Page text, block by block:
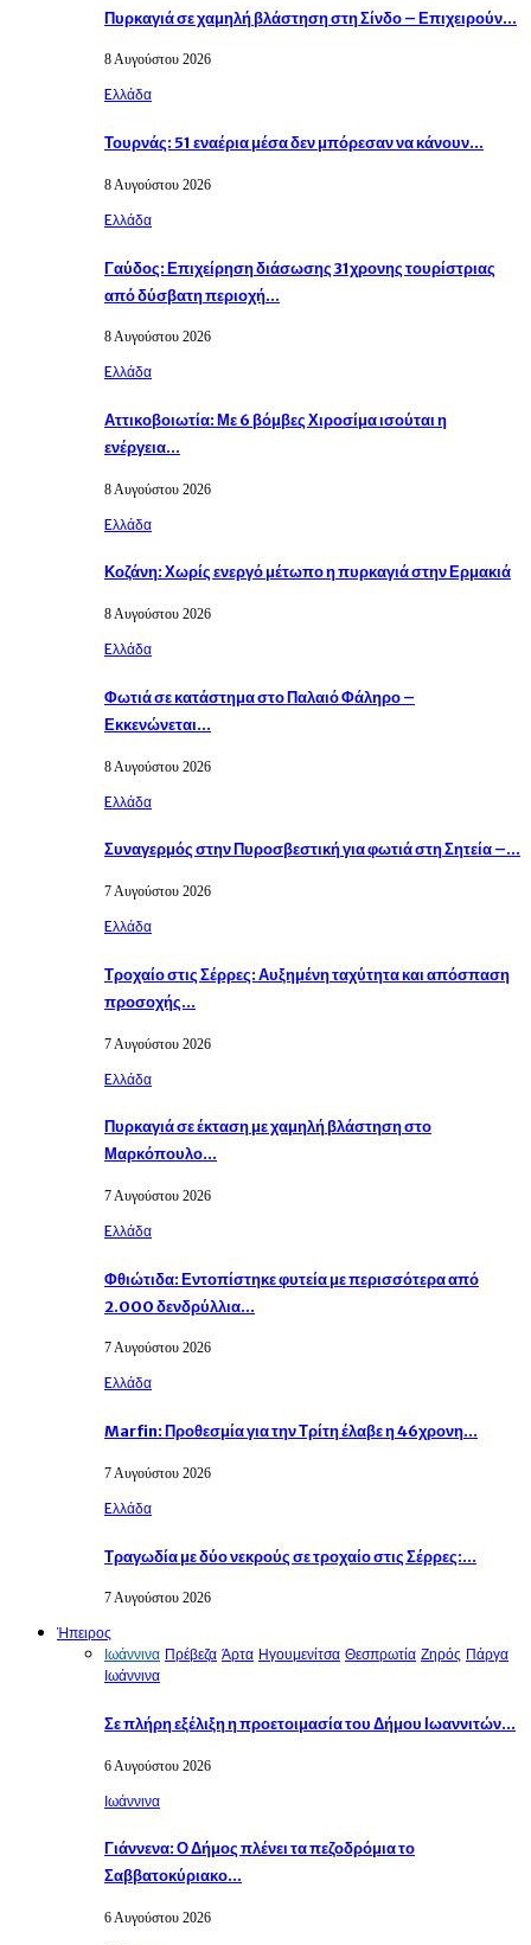
Πυρκαγιά σε χαμηλή βλάστηση στη Σίνδο – Επιχειρούν…
8 Αυγούστου 2026
Eλλάδα
Τουρνάς: 51 εναέρια μέσα δεν μπόρεσαν να κάνουν…
8 Αυγούστου 2026
Eλλάδα
Γαύδος: Επιχείρηση διάσωσης 31χρονης τουρίστριας
από δύσβατη περιοχή…
8 Αυγούστου 2026
Eλλάδα
Αττικοβοιωτία: Με 6 βόμβες Χιροσίμα ισούται η
ενέργεια…
8 Αυγούστου 2026
Eλλάδα
Κοζάνη: Χωρίς ενεργό μέτωπο η πυρκαγιά στην Ερμακιά
8 Αυγούστου 2026
Eλλάδα
Φωτιά σε κατάστημα στο Παλαιό Φάληρο –
Εκκενώνεται…
8 Αυγούστου 2026
Eλλάδα
Συναγερμός στην Πυροσβεστική για φωτιά στη Σητεία –…
7 Αυγούστου 2026
Eλλάδα
Τροχαίο στις Σέρρες: Αυξημένη ταχύτητα και απόσπαση
προσοχής…
7 Αυγούστου 2026
Eλλάδα
Πυρκαγιά σε έκταση με χαμηλή βλάστηση στο
Μαρκόπουλο…
7 Αυγούστου 2026
Eλλάδα
Φθιώτιδα: Εντοπίστηκε φυτεία με περισσότερα από
2.000 δενδρύλλια…
7 Αυγούστου 2026
Eλλάδα
Marfin: Προθεσμία για την Τρίτη έλαβε η 46χρονη…
7 Αυγούστου 2026
Eλλάδα
Τραγωδία με δύο νεκρούς σε τροχαίο στις Σέρρες:…
7 Αυγούστου 2026
Ήπειρος
Ιωάννινα Πρέβεζα Άρτα Ηγουμενίτσα Θεσπρωτία Ζηρός Πάργα
Ιωάννινα
Σε πλήρη εξέλιξη η προετοιμασία του Δήμου Ιωαννιτών…
6 Αυγούστου 2026
Ιωάννινα
Γιάννενα: Ο Δήμος πλένει τα πεζοδρόμια το
Σαββατοκύριακο…
6 Αυγούστου 2026